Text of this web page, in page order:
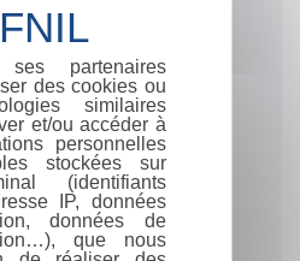
partenaires
des cookies ou
similaires
et/ou accéder à
personnelles
stockées sur
(identifiants
IP, données
données de
que nous